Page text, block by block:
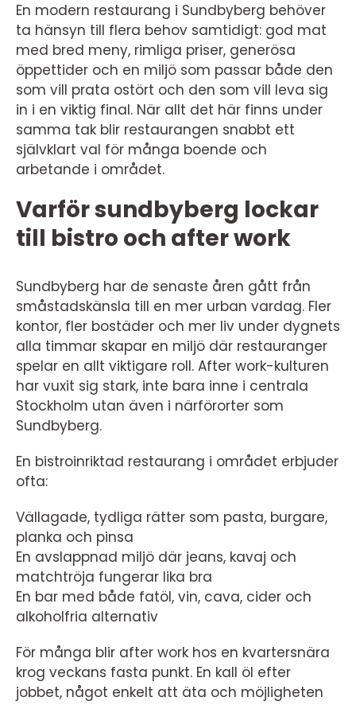
En modern restaurang i Sundbyberg behöver
ta hänsyn till flera behov samtidigt: god mat
med bred meny, rimliga priser, generösa
öppettider och en miljö som passar både den
som vill prata ostört och den som vill leva sig
in i en viktig final. När allt det här finns under
samma tak blir restaurangen snabbt ett
självklart val för många boende och
arbetande i området.
Varför sundbyberg lockar
till bistro och after work
Sundbyberg har de senaste åren gått från
småstadskänsla till en mer urban vardag. Fler
kontor, fler bostäder och mer liv under dygnets
alla timmar skapar en miljö där restauranger
spelar en allt viktigare roll. After work-kulturen
har vuxit sig stark, inte bara inne i centrala
Stockholm utan även i närförorter som
Sundbyberg.
En bistroinriktad restaurang i området erbjuder
ofta:
Vällagade, tydliga rätter som pasta, burgare,
planka och pinsa
En avslappnad miljö där jeans, kavaj och
matchtröja fungerar lika bra
En bar med både fatöl, vin, cava, cider och
alkoholfria alternativ
För många blir after work hos en kvartersnära
krog veckans fasta punkt. En kall öl efter
jobbet, något enkelt att äta och möjligheten